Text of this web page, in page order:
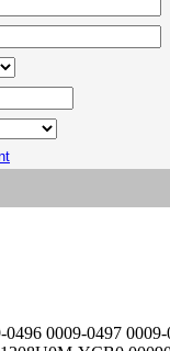
11 0009-11-SRO 0009-1153 0009-1661 0009-1691 0009-ND 00090 000900 00090001 00090001208U0A-YCB000 00090001208U0AYCB000 00090001208U0M-YCB0 00090001208U0MYCB0 00090001G08U0M-YCB0 00090001G08U0MYCB0 0009004 000900674 000901110 000901232 000901235 000901451 000902771 000902871 000902BC33716 000903021 000903BC33725 00090496 00090497 00090498 000904BC33740 000905461 000905462 000905471 000905481 000905BC33816 000906831 000906832 000906841 0008N671231 0008N672401 0008N673981 0008N674611 0008N675551 0008N678181 0008NF025PF50VN 0008NF50V 0008OHM25121 0008P012 0008R5302 0008T01 0008VIC 0008W 0008W6 0008WM 0008WMPL0008 0008Z 0009 0009-0496 0009-0497 0009-0498 0009-11 0009-11-SRO 0009-1153 0009-1661 0009-1691 0009-ND 00090 000900 00090001 00090001208U0A-YCB000 00090001208U0AYCB000 00090001208U0M-YCB0 00090001208U0MYCB0 00090001G08U0M-YCB0 00090001G08U0MYCB0 0009004 000900674 000901110 000901232 000901235 000901451 000902771 000902871 000902BC33716 000903021 000903BC33725 0008N671231 0008N672401 0008N673981 0008N674611 0008N675551